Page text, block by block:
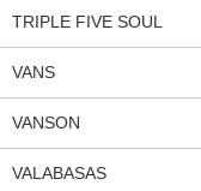
TRIPLE FIVE SOUL
VANS
VANSON
VALABASAS